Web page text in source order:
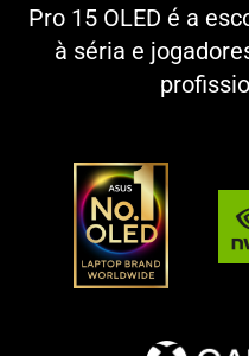
Pro 15 OLED é a
à séria e